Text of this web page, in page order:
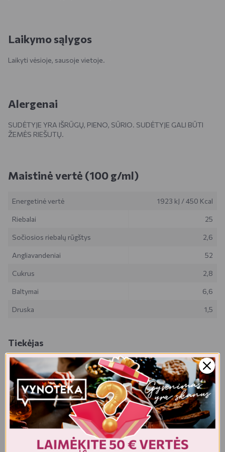
Laikymo sąlygos
Laikyti vėsioje, sausoje vietoje.
Alergenai
SUDĖTYJE YRA IŠRŪGŲ, PIENO, SŪRIO. SUDĖTYJE GALI BŪTI
ŽEMĖS RIEŠUTŲ.
Maistinė vertė (100 g/ml)
Energetinė vertė 1923 kJ /450 Kcal
Riebalai 25
Sočiosios riebalų rūgštys 2,6
Angliavandeniai 52
Cukrus 2,8
Baltymai 6,6
Druska 1,5
Tiekėjas
PROSELLER, UAB
Visorių g. 8, LT-08300 , Vilnius , Lietuva
Realios prekės išvaizda gali šiek tiek skirtis nuo esančios nuotraukoje.
Prekės, kurias gausite, gali būti kitokioje pakuotėje bei kitokios
išvaizdos ar formos. Informacija produkto aprašyme, kuri pateikiama
elektroninėje parduotuvėje, yra bendro pobūdžio, todėl nėra tapati
informacijai, nurodomai ant produkto pakuotės. Ant produkto